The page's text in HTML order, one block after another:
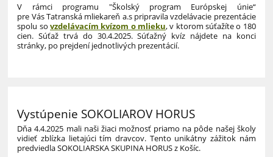
V rámci programu "Školský program Európskej únie“
pre Vás Tatranská mliekareň a.s pripravila vzdelávacie prezentácie
spolu so vzdelávacím kvízom o mlieku, v ktorom súťažíte o 180
cien. Súťaž trvá do 30.4.2025. Súťažný kvíz nájdete na konci
stránky, po prejdení jednotlivých prezentácií.
Vystúpenie SOKOLIAROV HORUS
Dňa 4.4.2025 mali naši žiaci možnosť priamo na pôde našej školy
vidieť zblízka lietajúci tím dravcov. Tento unikátny zážitok nám
predviedla SOKOLIARSKA SKUPINA HORUS z Košíc.